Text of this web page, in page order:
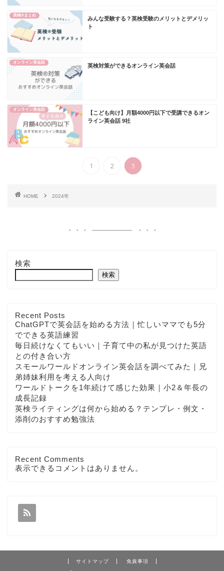
英検®︎まとめ
みんな受験する？英検受験のメリットとデメリッ
ト
オンライン英会話
英検対策ができるオンライン英会話
オンライン英会話
【こども向け】月額4000円以下で受講できるオン
ライン英会話 9社
1 2 3
HOME 2024年
検索
検索
Recent Posts
ChatGPTで英会話を始める方法｜忙しいママでも5分
でできる英語練習
毎日続けなくてもいい｜子育て中の私が見つけた英語
との付き合い方
スモールワールドオンライン英会話を調べてみた｜兄
弟姉妹利用を考える人向け
ワールドトークを1年続けて感じた効果｜小2＆年長の
成長記録
英検ライティングは何から始める？テンプレ・例文・
添削のおすすめ勉強法
Recent Comments
表示できるコメントはありません。
サイトマップ 免責事項